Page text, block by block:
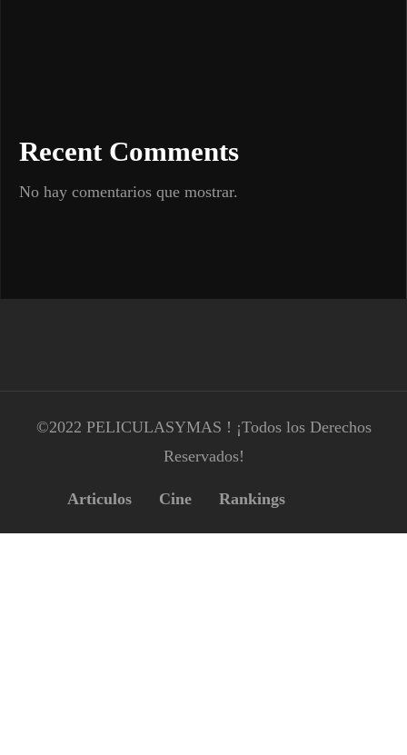
Recent Comments
No hay comentarios que mostrar.
©2022 PELICULASYMAS ! ¡Todos los Derechos
Reservados!
Articulos Cine Rankings